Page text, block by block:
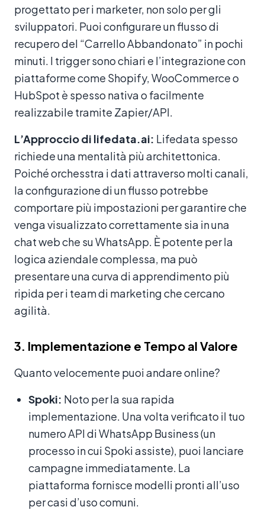
progettato per i marketer, non solo per gli
sviluppatori. Puoi configurare un flusso di
recupero del “Carrello Abbandonato” in pochi
minuti. I trigger sono chiari e l’integrazione con
piattaforme come Shopify, WooCommerce o
HubSpot è spesso nativa o facilmente
realizzabile tramite Zapier/API.
L’Approccio di lifedata.ai: Lifedata spesso
richiede una mentalità più architettonica.
Poiché orchesstra i dati attraverso molti canali,
la configurazione di un flusso potrebbe
comportare più impostazioni per garantire che
venga visualizzato correttamente sia in una
chat web che su WhatsApp. È potente per la
logica aziendale complessa, ma può
presentare una curva di apprendimento più
ripida per i team di marketing che cercano
agilità.
3. Implementazione e Tempo al Valore
Quanto velocemente puoi andare online?
Spoki: Noto per la sua rapida
implementazione. Una volta verificato il tuo
numero API di WhatsApp Business (un
processo in cui Spoki assiste), puoi lanciare
campagne immediatamente. La
piattaforma fornisce modelli pronti all’uso
per casi d’uso comuni.